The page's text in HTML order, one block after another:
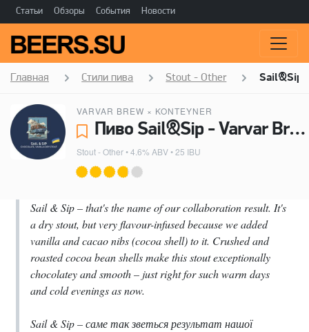
Статьи Обзоры События Новости
Главная Стили пива Stout - Other Sail&Sip
VARVAR BREW × KONTEYNER
Пиво Sail&Sip - Varvar Brew, Konteyner
Stout - Other• 4.6% ABV • 25 IBU
Sail & Sip – that's the name of our collaboration result. It's
a dry stout, but very flavour-infused because we added
vanilla and cacao nibs (cocoa shell) to it. Crushed and
roasted cocoa bean shells make this stout exceptionally
chocolatey and smooth – just right for such warm days
and cold evenings as now.
Sail & Sip – саме так зветься результат нашої